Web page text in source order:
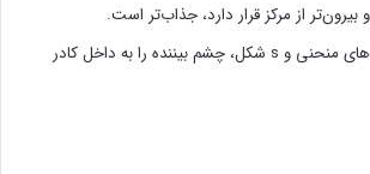
بیرون‌تر از مرکز قرار دارد، جذاب‌تر است.
در عکس بالا، تپه‌های منحنی و s شکل، چشم بیننده را به داخل کادر